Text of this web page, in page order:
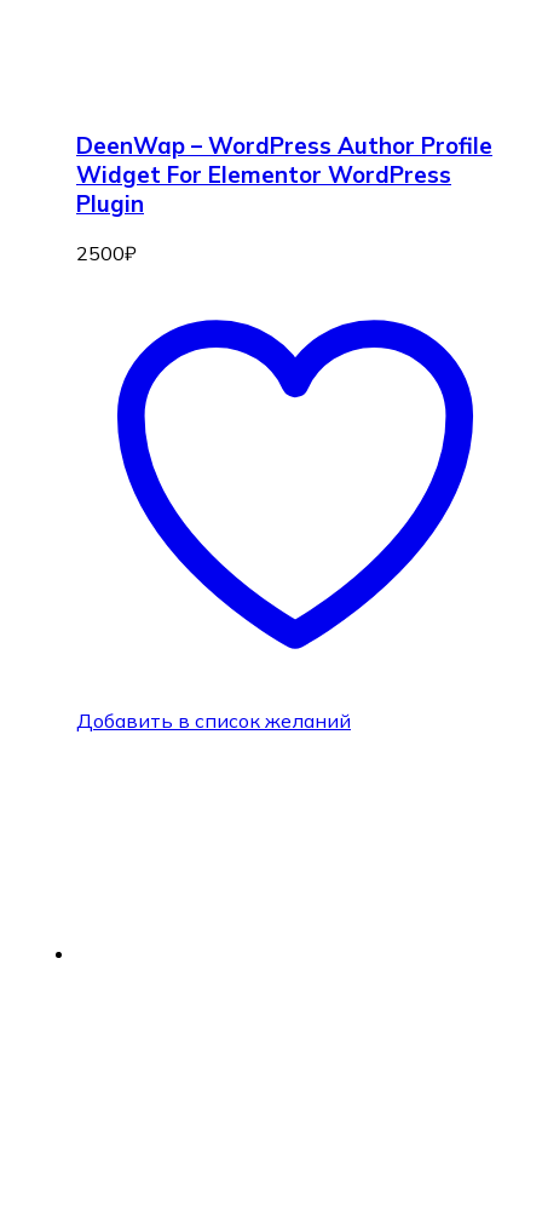
DeenWap – WordPress Author Profile
Widget For Elementor WordPress
Plugin
2500₽
Добавить в список желаний